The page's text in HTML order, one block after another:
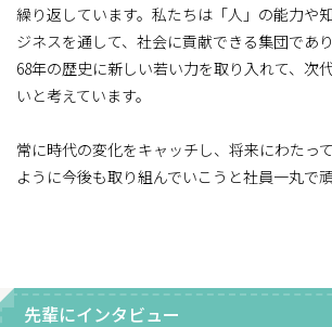
繰り返しています。私たちは「人」の能力や
ジネスを通して、社会に貢献できる集団であ
68年の歴史に新しい若い力を取り入れて、次
いと考えています。
常に時代の変化をキャッチし、将来にわたっ
ように今後も取り組んでいこうと社員一丸で頑
先輩にインタビュー